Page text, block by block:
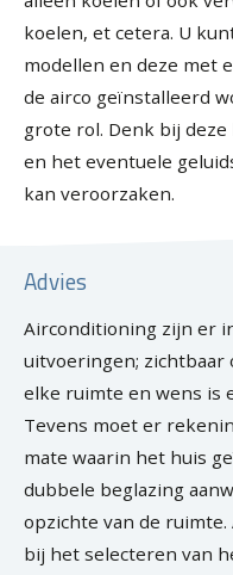
koelen, et cetera. U
modellen en deze met
de airco geïnstalleerd
grote rol. Denk bij
en het eventuele
kan veroorzaken.
Advies
Airconditioning zijn er
uitvoeringen; zichtbaar
elke ruimte en wens is
Tevens moet er
mate waarin het huis
dubbele beglazing
opzichte van de
bij het selecteren van